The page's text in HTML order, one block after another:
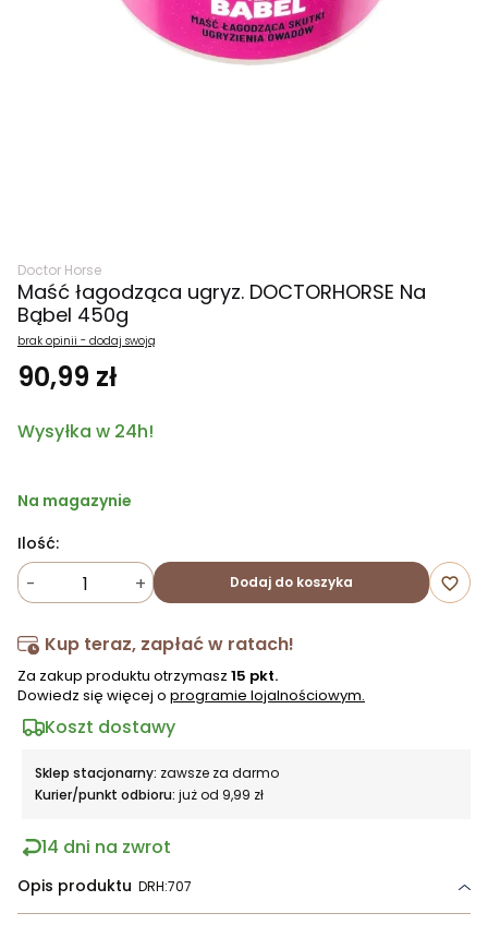
Doctor Horse
Maść łagodząca ugryz. DOCTORHORSE Na
Bąbel 450g
brak opinii - dodaj swoją
90,99 zł
Wysyłka w 24h!
Na magazynie
Ilość:
- + Dodaj do koszyka favorite_border
Kup teraz, zapłać w ratach!
Za zakup produktu otrzymasz 15 pkt.
Dowiedz się więcej o programie lojalnościowym.
Koszt dostawy
Sklep stacjonarny: zawsze za darmo
Kurier/punkt odbioru: już od 9,99 zł
14 dni na zwrot
Opis produktu DRH:707